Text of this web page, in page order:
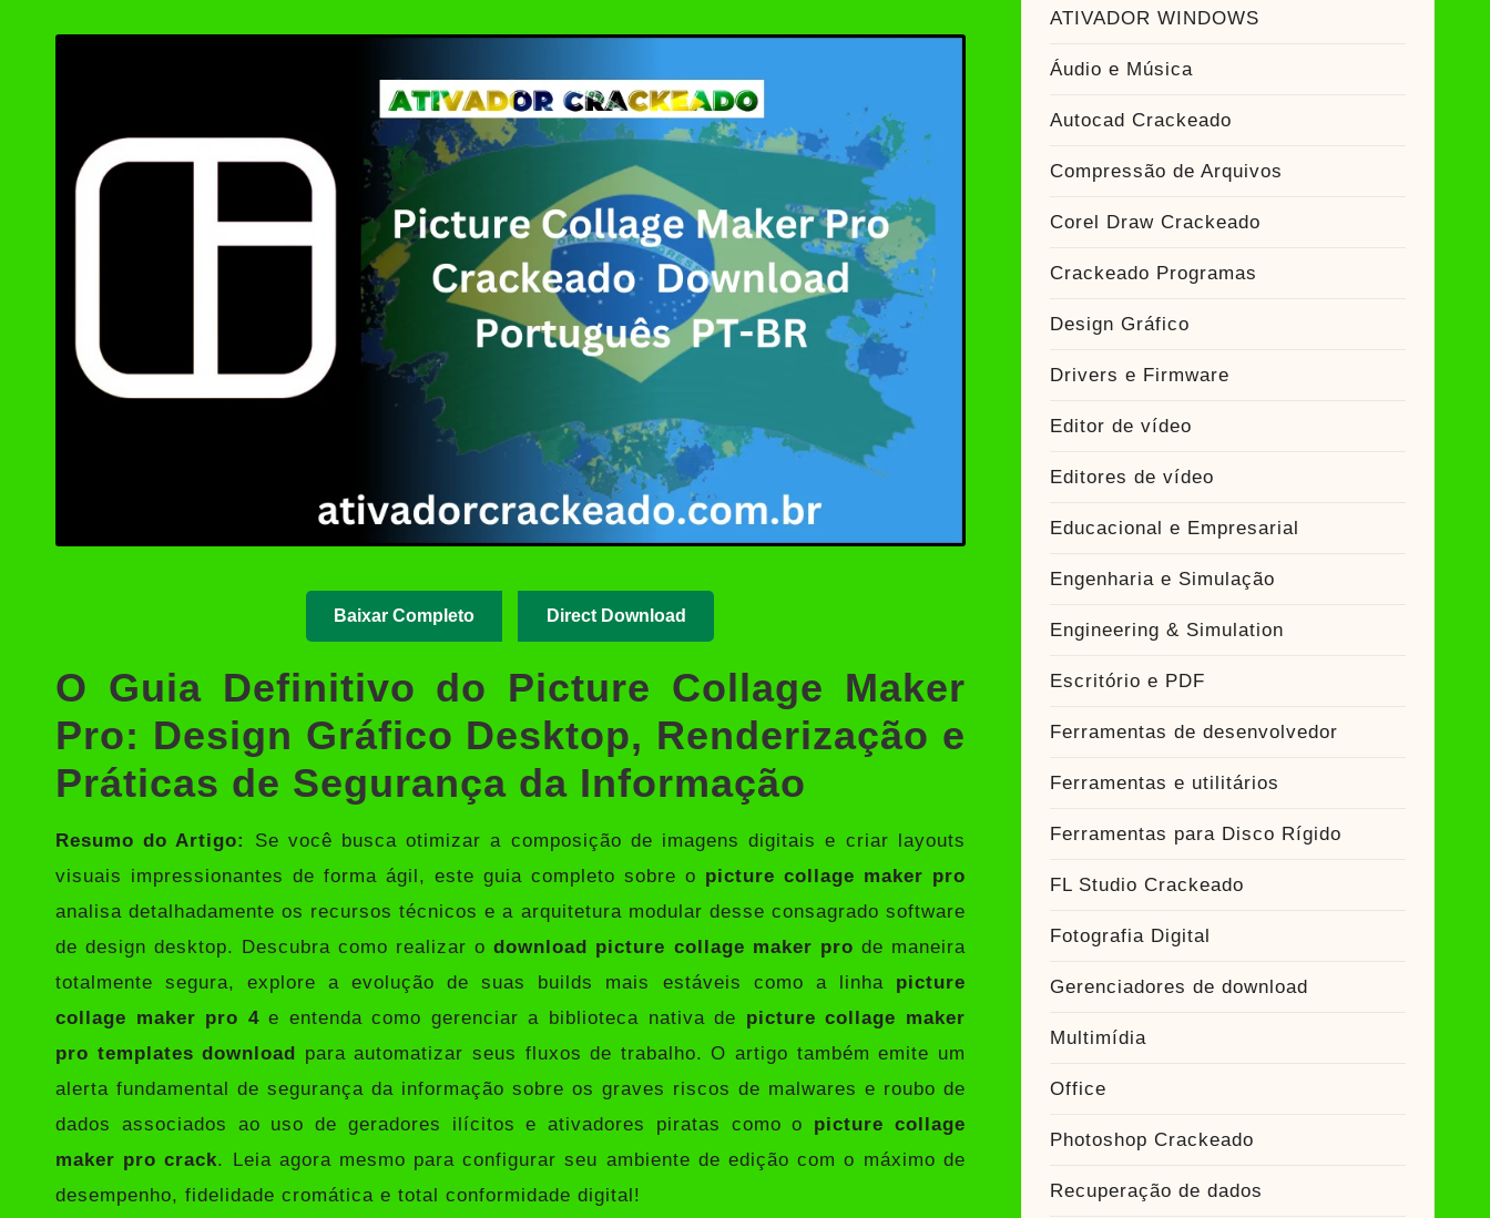
Ashampoo UnInstaller Download Crackeado + Chave de Licença | Ativador Crackeado
Ativador Windows 7 Download Grátis: Windows Loader & Re-Loader | Ativador Crackeado
Baixar Completo Direct Download
O Guia Definitivo do Picture Collage Maker
Pro: Design Gráfico Desktop, Renderização e
Práticas de Segurança da Informação
Resumo do Artigo:
Se você busca otimizar a composição de imagens digitais e criar layouts
visuais impressionantes de forma ágil, este guia completo sobre o picture collage maker pro
analisa detalhadamente os recursos técnicos e a arquitetura modular desse consagrado software
de design desktop. Descubra como realizar odownload picture collage maker pro de maneira
totalmente segura, explore a evolução de suas builds mais estáveis como a linha picture
collage maker pro 4e entenda como gerenciar a biblioteca nativa de picture collage maker
pro templates download para automatizar seus fluxos de trabalho. O artigo também emite um
alerta fundamental de segurança da informação sobre os graves riscos de malwares e roubo de
dados associados ao uso de geradores ilícitos e ativadores piratas como o picture collage
maker pro crack. Leia agora mesmo para configurar seu ambiente de edição com o máximo de
desempenho, fidelidade cromática e total conformidade digital!
ATIVADOR WINDOWS
Áudio e Música
Autocad Crackeado
Compressão de Arquivos
Corel Draw Crackeado
Crackeado Programas
Design Gráfico
Drivers e Firmware
Editor de vídeo
Editores de vídeo
Educacional e Empresarial
Engenharia e Simulação
Engineering & Simulation
Escritório e PDF
Ferramentas de desenvolvedor
Ferramentas e utilitários
Ferramentas para Disco Rígido
FL Studio Crackeado
Fotografia Digital
Gerenciadores de download
Multimídia
Office
Photoshop Crackeado
Recuperação de dados